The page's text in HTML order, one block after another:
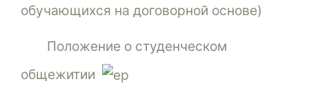
обучающихся на договорной основе)
Положение о студенческом
общежитии